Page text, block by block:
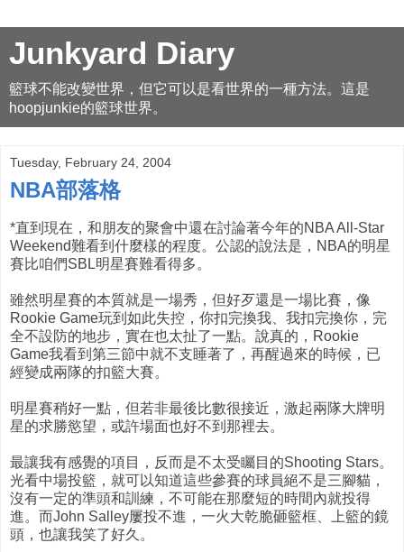
Junkyard Diary
籃球不能改變世界，但它可以是看世界的一種方法。這是
hoopjunkie的籃球世界。
Tuesday, February 24, 2004
NBA部落格
*直到現在，和朋友的聚會中還在討論著今年的NBA All-Star
Weekend難看到什麼樣的程度。公認的說法是，NBA的明星
賽比咱們SBL明星賽難看得多。
雖然明星賽的本質就是一場秀，但好歹還是一場比賽，像
Rookie Game玩到如此失控，你扣完換我、我扣完換你，完
全不設防的地步，實在也太扯了一點。說真的，Rookie
Game我看到第三節中就不支睡著了，再醒過來的時候，已
經變成兩隊的扣籃大賽。
明星賽稍好一點，但若非最後比數很接近，激起兩隊大牌明
星的求勝慾望，或許場面也好不到那裡去。
最讓我有感覺的項目，反而是不太受矚目的Shooting Stars。
光看中場投籃，就可以知道這些參賽的球員絕不是三腳貓，
沒有一定的準頭和訓練，不可能在那麼短的時間內就投得
進。而John Salley屢投不進，一火大乾脆砸籃框、上籃的鏡
頭，也讓我笑了好久。